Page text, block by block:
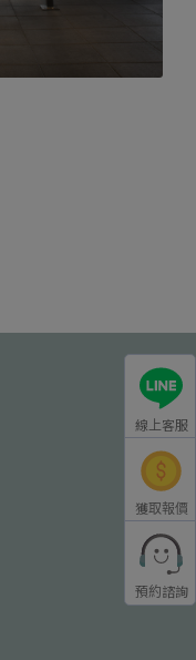
線上客服
獲取報價
預約諮詢